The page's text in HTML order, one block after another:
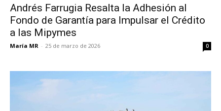
Andrés Farrugia Resalta la Adhesión al
Fondo de Garantía para Impulsar el Crédito
a las Mipymes
María MR - 25 de marzo de 2026 0